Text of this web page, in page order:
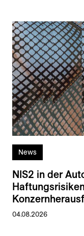
News
NIS2 in der
04.08.2026